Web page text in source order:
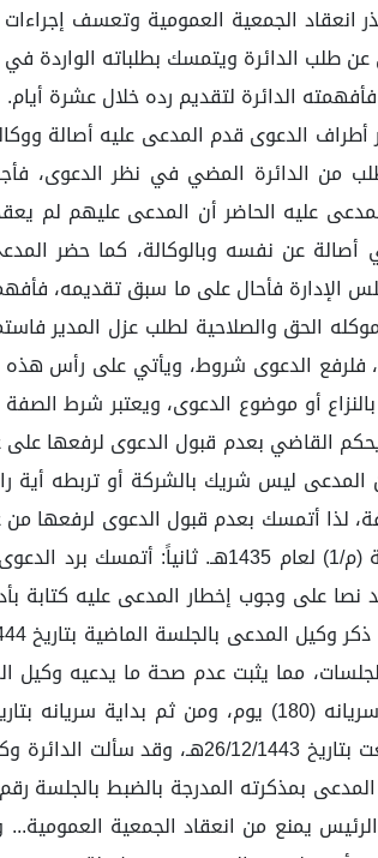
انعقاد الجمعية العمومية وتعسف
عن طلب الدائرة ويتمسك بطلباته
الدائرة لتقديم رده خلال عشرة أيام.
أطراف الدعوى قدم المدعى عليه أصالة
من الدائرة المضي في نظر الدعوى،
عليه الحاضر أن المدعى عليهم لم
عن نفسه وبالوكالة، كما حضر
فأحال على ما سبق تقديمه،
الحق والصلاحية لطلب عزل المدير
فلرفع الدعوى شروط، ويأتي على رأس
أو موضوع الدعوى، ويعتبر شرط
القاضي بعدم قبول الدعوى لرفعها
المدعى ليس شريك بالشركة أو تربطه
خامساً: أن هذه الدعوى رفعت